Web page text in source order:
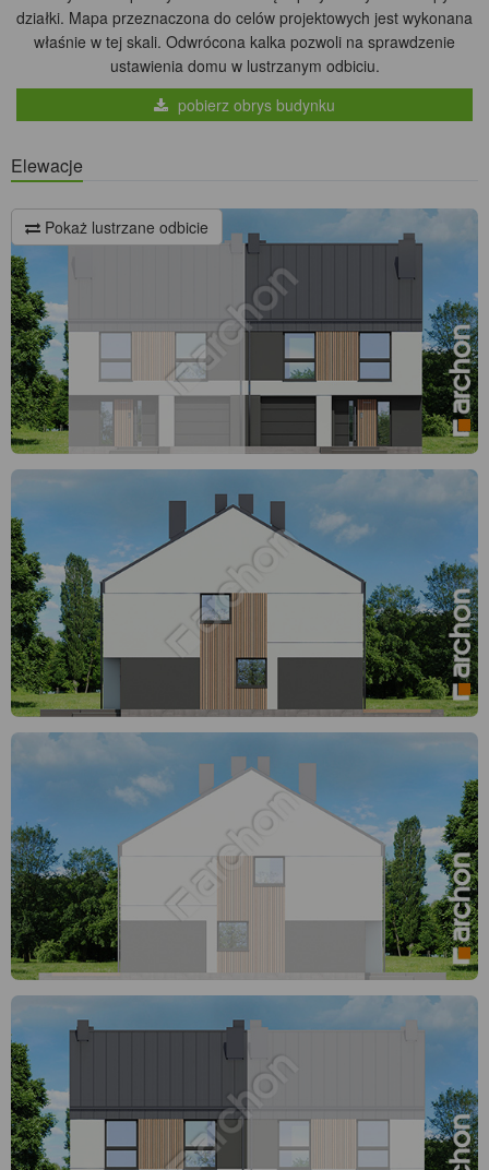
działki. Mapa przeznaczona do celów projektowych jest wykonana
właśnie w tej skali. Odwrócona kalka pozwoli na sprawdzenie
ustawienia domu w lustrzanym odbiciu.
pobierz obrys budynku
Elewacje
Pokaż lustrzane odbicie